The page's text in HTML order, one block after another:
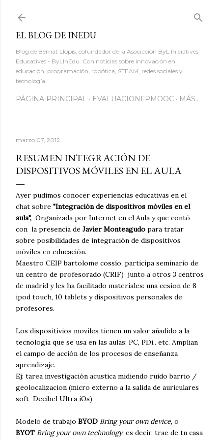
EL BLOG DE INEDU
Blog de Bernat Llopis, cofundador de la Asociación ByL Iniciatives
Educatives - ByLInEdu. Con noticias sobre innovación en
educación, programación, robótica, STEAM, redes sociales y
tecnología.
PÁGINA PRINCIPAL EVALUACIONFPMOOC MÁS…
marzo 07, 2012
RESUMEN INTEGRACIÓN DE
DISPOSITIVOS MÓVILES EN EL AULA
Ayer pudimos conocer experiencias educativas en el
chat sobre "Integración de dispositivos móviles en el
aula", Organizada por Internet en el Aula y que contó
con la presencia de Javier Monteagudo para tratar
sobre posibilidades de integración de dispositivos
móviles en educación.
Maestro CEIP bartolome cossío, participa seminario de
un centro de profesorado (CRIF) junto a otros 3 centros
de madrid y les ha facilitado materiales: una cesion de 8
ipod touch, 10 tablets y dispositivos personales de
profesores.
Los dispositivios moviles tienen un valor añadido a la
tecnología que se usa en las aulas: PC, PDi,. etc. Amplian
el campo de acción de los procesos de enseñanza
aprendizaje.
Ej: tarea investigación acustica midiendo ruido barrio /
geolocalizacion (micro externo a la salida de auriculares
soft Decibel Ultra iOs)
Modelo de trabajo BYOD Bring your own device, o
BYOT Bring your own technology, es decir, trae de tu casa